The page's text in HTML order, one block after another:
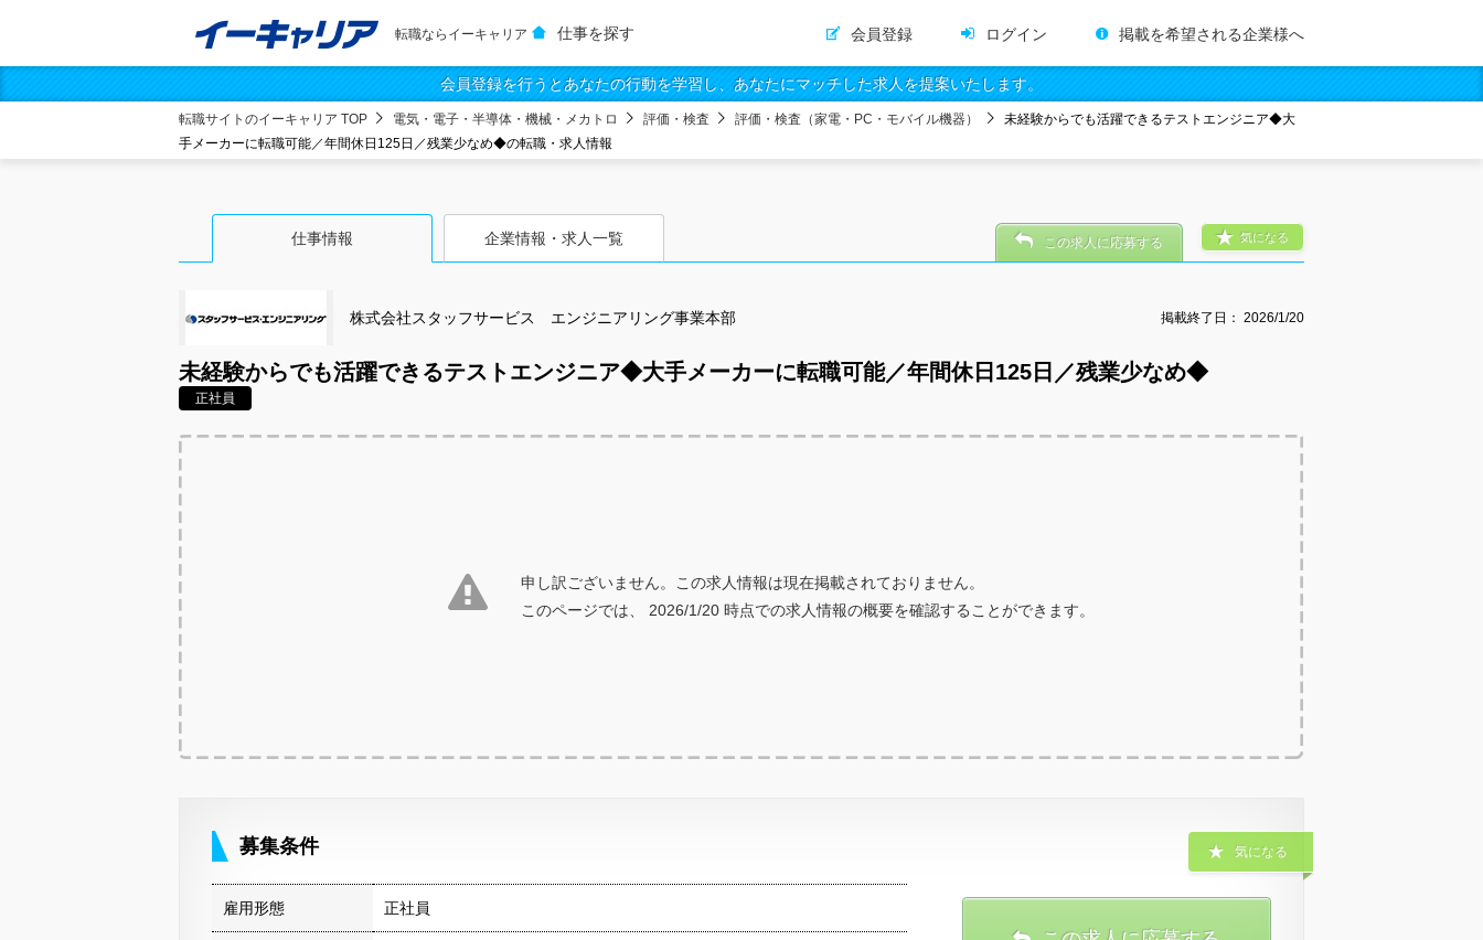
転職ならイーキャリア 仕事を探す 会員登録 ログイン 掲載を希望される企業様へ
会員登録を行うとあなたの行動を学習し、あなたにマッチした求人を提案いたします。
転職サイトのイーキャリア TOP 電気・電子・半導体・機械・メカトロ 評価・検査 評価・検査（家電・PC・モバイル機器）
未経験からでも活躍できるテストエンジニア◆大
手メーカーに転職可能／年間休日125日／残業少なめ◆の転職・求人情報
仕事情報 企業情報・求人一覧
株式会社スタッフサービス エンジニアリング事業本部 掲載終了日： 2026/1/20
未経験からでも活躍できるテストエンジニア◆大手メーカーに転職可能／年間休日125日／残業少なめ◆
正社員
気になる
この求人に応募する
申し訳ございません。この求人情報は現在掲載されておりません。
このページでは、 2026/1/20 時点での求人情報の概要を確認することができます。
募集条件
雇用形態 正社員
気になる